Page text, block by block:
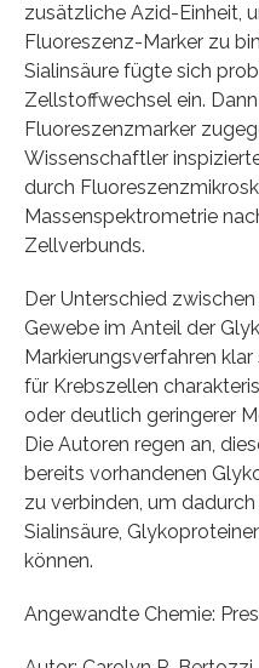
zusätzliche Azid-Einheit,
Fluoreszenz-Marker zu
Sialinsäure fügte sich
Zellstoffwechsel ein.
Fluoreszenzmarker
Wissenschaftler
durch
Massenspektrometrie
Zellverbunds.
Der Unterschied
Gewebe im Anteil der
Markierungsverfahren
für Krebszellen
oder deutlich geringerer
Die Autoren regen an,
bereits vorhandenen
zu verbinden, um
Sialinsäure,
können.
Angewandte Chemie: